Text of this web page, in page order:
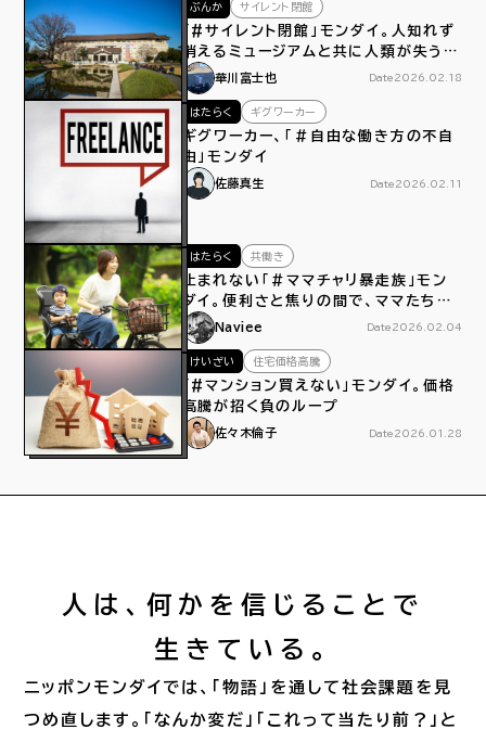
ぶんか サイレント閉館
「#サイレント閉館」モンダイ。人知れず
消えるミュージアムと共に人類が失うモ
ノ
華川富士也 Date 2026.02.18
はたらく ギグワーカー
ギグワーカー、「＃自由な働き方の不自
由」モンダイ
佐藤真生 Date 2026.02.11
はたらく 共働き
止まれない「＃ママチャリ暴走族」モン
ダイ。便利さと焦りの間で、ママたちは
今日もペダルをこぐ
Naviee Date 2026.02.04
けいざい 住宅価格高騰
「#マンション買えない」モンダイ。価格
高騰が招く負のループ
佐々木倫子 Date 2026.01.28
人は、何かを信じることで
生きている。
ニッポンモンダイでは、「物語」を通して社会課題を見
つめ直します。「なんか変だ」「これって当たり前？」と